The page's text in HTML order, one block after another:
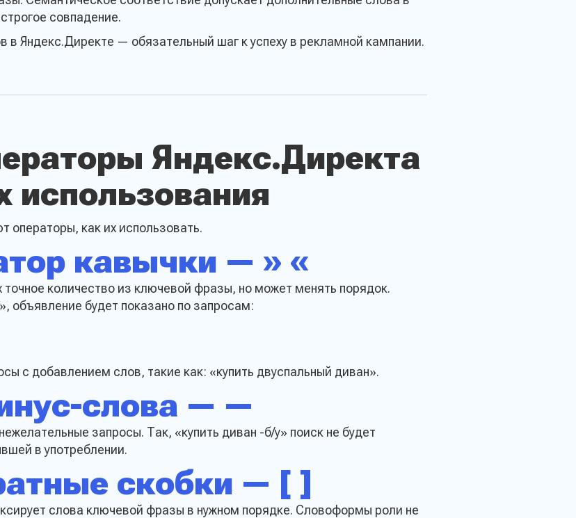
совпадение.
в Яндекс.Директе — обязательный шаг к успеху в рекламной кампании.
Яндекс.Директа
использования
операторы, как их использовать.
кавычки — » «
точное количество из ключевой фразы, но может менять порядок.
объявление будет показано по запросам:
с добавлением слов, такие как: «купить двуспальный диван».
слова — —
запросы. Так, «купить диван -б/у» поиск не будет
в употреблении.
скобки — [ ]
слова ключевой фразы в нужном порядке. Словоформы роли не
на подбор